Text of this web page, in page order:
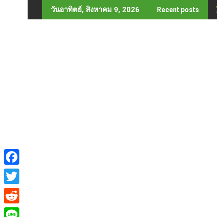
to
วันอาทิตย์, สิงหาคม 9, 2026 Recent posts
F
a
c
T
w
R